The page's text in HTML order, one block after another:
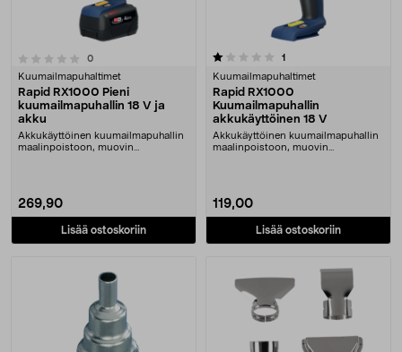
0arvostelut
Kuumailmapuhaltimet
Rapid RX1000 Pieni
kuumailmapuhallin 18 V ja
akku
Akkukäyttöinen kuumailmapuhallin
maalinpoistoon, muovin
269,90
Lisää ostoskoriin
1.0 viidestä tähdestä 1
Kuumailmapuhaltimet
Rapid RX1000
Kuumailmapuhallin
akkukäyttöinen 18 V
Akkukäyttöinen kuumailmapuhallin
maalinpoistoon, muovin
119,00
Lisää ostoskoriin